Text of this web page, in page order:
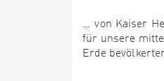
… von Kaiser
für unsere
Erde